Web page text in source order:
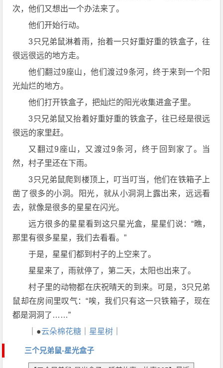
次，他们又想出一个办法来了。
他们开始行动。
3只兄弟鼠淋着雨，抬着一只好重好重的铁盒子，往
很远很远的地方走。
他们翻过9座山，他们渡过9条河，终于来到一个阳
光灿烂的地方。
他们打开铁盒子，把灿烂的阳光收集进盒子里。
3只兄弟鼠又抬着好重好重的铁盒子，往已经是很远
很远的家里赶。
又翻过9座山，又渡过9条河，终于回到家了。当
然，村子里还在下雨。
3只兄弟鼠爬到楼顶上，叮当叮当，他们在铁箱子上
凿了很多的小洞。阳光，就从小洞洞上露出来，远远看
去，就像是很多的星星在闪光。
远方很多的星星看到这只星光盒，星星们说：“瞧，
那里有很多星星，我们去看看。”
于是，星星们都到村子的上空来了。
星星来了，雨就停了，第二天，太阳也出来了。
村子里的动物都在庆祝晴天的到来。可是，3只兄弟
鼠却在房间里叹气：“唉，我们只有这一只铁箱子，现在
都是洞洞了……”
｜●云朵棉花糖 星星树
三个兄弟鼠-星光盒子